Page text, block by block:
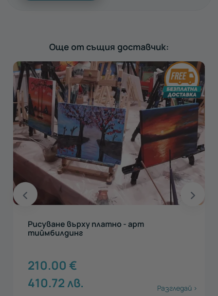
Още от същия доставчик:
Рисуване върху платно - арт
тиймбилдинг
210.00 €
410.72лв. Разгледай >